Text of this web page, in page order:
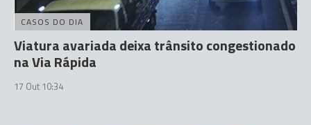
CASOS DO DIA
Viatura avariada deixa trânsito congestionado
na Via Rápida
17 Out 10:34